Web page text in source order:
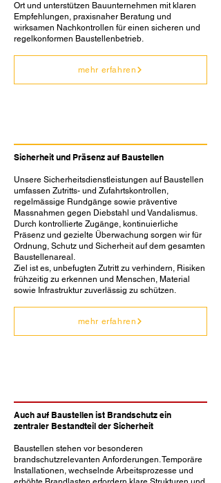
Ort und unterstützen Bauunternehmen mit klaren
Empfehlungen, praxisnaher Beratung und
wirksamen Nachkontrollen für einen sicheren und
regelkonformen Baustellenbetrieb.
mehr erfahren
Sicherheit und Präsenz auf Baustellen
Unsere Sicherheitsdienstleistungen auf Baustellen
umfassen Zutritts- und Zufahrtskontrollen,
regelmässige Rundgänge sowie präventive
Massnahmen gegen Diebstahl und Vandalismus.
Durch kontrollierte Zugänge, kontinuierliche
Präsenz und gezielte Überwachung sorgen wir für
Ordnung, Schutz und Sicherheit auf dem gesamten
Baustellenareal.
Ziel ist es, unbefugten Zutritt zu verhindern, Risiken
frühzeitig zu erkennen und Menschen, Material
sowie Infrastruktur zuverlässig zu schützen.
mehr erfahren
Auch auf Baustellen ist Brandschutz ein
zentraler Bestandteil der Sicherheit
Baustellen stehen vor besonderen
brandschutzrelevanten Anforderungen. Temporäre
Installationen, wechselnde Arbeitsprozesse und